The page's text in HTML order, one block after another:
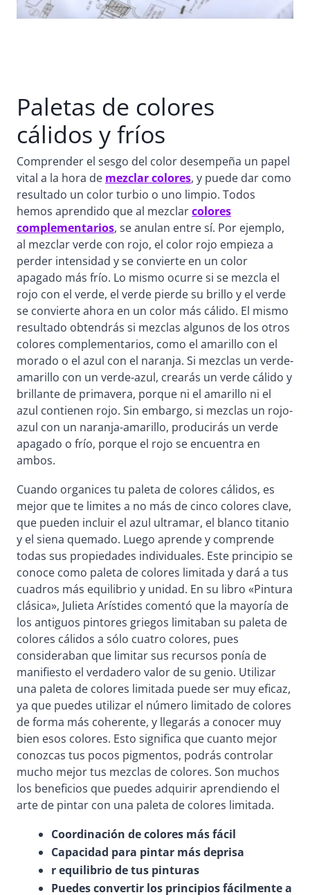
Paletas de colores
cálidos y fríos
Comprender el sesgo del color desempeña un papel
vital a la hora de mezclar colores, y puede dar como
resultado un color turbio o uno limpio. Todos
hemos aprendido que al mezclarcolores
complementarios, se anulan entre sí. Por ejemplo,
al mezclar verde con rojo, el color rojo empieza a
perder intensidad y se convierte en un color
apagado más frío. Lo mismo ocurre si se mezcla el
rojo con el verde, el verde pierde su brillo y el verde
se convierte ahora en un color más cálido. El mismo
resultado obtendrás si mezclas algunos de los otros
colores complementarios, como el amarillo con el
morado o el azul con el naranja. Si mezclas un verde-
amarillo con un verde-azul, crearás un verde cálido y
brillante de primavera, porque ni el amarillo ni el
azul contienen rojo. Sin embargo, si mezclas un rojo-
azul con un naranja-amarillo, producirás un verde
apagado o frío, porque el rojo se encuentra en
ambos.
Cuando organices tu paleta de colores cálidos, es
mejor que te limites a no más de cinco colores clave,
que pueden incluir el azul ultramar, el blanco titanio
y el siena quemado. Luego aprende y comprende
todas sus propiedades individuales. Este principio se
conoce como paleta de colores limitada y dará a tus
cuadros más equilibrio y unidad. En su libro «Pintura
clásica», Julieta Arístides comentó que la mayoría de
los antiguos pintores griegos limitaban su paleta de
colores cálidos a sólo cuatro colores, pues
consideraban que limitar sus recursos ponía de
manifiesto el verdadero valor de su genio. Utilizar
una paleta de colores limitada puede ser muy eficaz,
ya que puedes utilizar el número limitado de colores
de forma más coherente, y llegarás a conocer muy
bien esos colores. Esto significa que cuanto mejor
conozcas tus pocos pigmentos, podrás controlar
mucho mejor tus mezclas de colores. Son muchos
los beneficios que puedes adquirir aprendiendo el
arte de pintar con una paleta de colores limitada.
Coordinación de colores más fácil
Capacidad para pintar más deprisa
r equilibrio de tus pinturas
Puedes convertir los principios fácilmente a